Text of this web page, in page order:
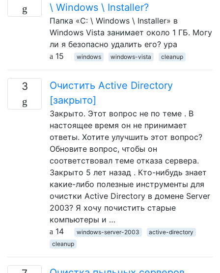
\ Windows \ Installer?
Папка «C: \ Windows \ Installer» в
Windows Vista занимает около 1 ГБ. Могу
ли я безопасно удалить его? ура
15
windows windows-vista cleanup
3
Очистить Active Directory
[закрыто]
Закрыто. Этот вопрос не по теме . В
настоящее время он не принимает
ответы. Хотите улучшить этот вопрос?
Обновите вопрос, чтобы он
соответствовал теме отказа сервера.
Закрыто 5 лет назад . Кто-нибудь знает
какие-либо полезные инструменты для
очистки Active Directory в домене Server
2003? Я хочу почистить старые
компьютеры и …
14
windows-server-2003
active-directory
cleanup